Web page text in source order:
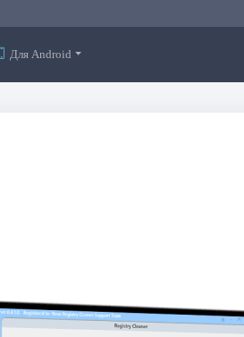
Для Android